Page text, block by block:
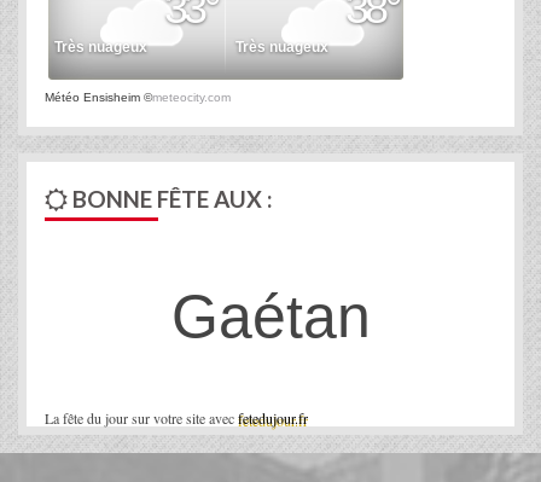
Météo Ensisheim ©meteocity.com
BONNE FÊTE AUX :
La fête du jour sur votre site avecfetedujour.fr
Gaétan